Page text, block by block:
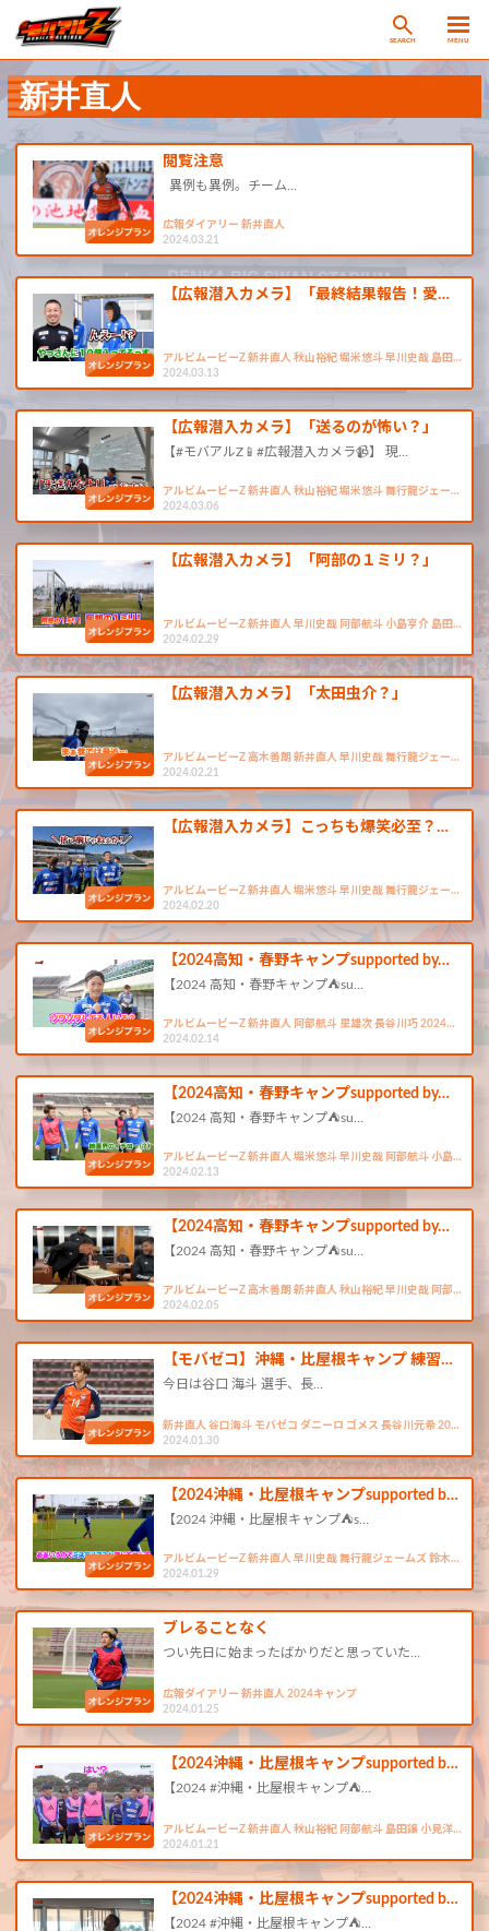
SEARCH MENU
新井直人
閲覧注意
異例も異例。チーム…
広報ダイアリー 新井直人
2024.03.21
【広報潜入カメラ】「最終結果報告！愛…
アルビムービーZ 新井直人 秋山裕紀 堀米悠斗 早川史哉 島田…
2024.03.13
【広報潜入カメラ】「送るのが怖い？」
【#モバアルZ📱#広報潜入カメラ📹】 現…
アルビムービーZ 新井直人 秋山裕紀 堀米悠斗 舞行龍ジェー…
2024.03.06
【広報潜入カメラ】「阿部の１ミリ？」
アルビムービーZ 新井直人 早川史哉 阿部航斗 小島亨介 島田…
2024.02.29
【広報潜入カメラ】「太田虫介？」
アルビムービーZ 高木善朗 新井直人 早川史哉 舞行龍ジェー…
2024.02.21
【広報潜入カメラ】こっちも爆笑必至？…
アルビムービーZ 新井直人 堀米悠斗 早川史哉 舞行龍ジェー…
2024.02.20
【2024高知・春野キャンプsupported by…
【2024 高知・春野キャンプ⛺su…
アルビムービーZ 新井直人 阿部航斗 星雄次 長谷川巧 2024…
2024.02.14
【2024高知・春野キャンプsupported by…
【2024 高知・春野キャンプ⛺su…
アルビムービーZ 新井直人 堀米悠斗 早川史哉 阿部航斗 小島…
2024.02.13
【2024高知・春野キャンプsupported by…
【2024 高知・春野キャンプ⛺su…
アルビムービーZ 高木善朗 新井直人 秋山裕紀 早川史哉 阿部…
2024.02.05
【モバゼコ】沖縄・比屋根キャンプ 練習…
今日は谷口 海斗 選手、長…
新井直人 谷口海斗 モバゼコ ダニーロ ゴメス 長谷川元希 20…
2024.01.30
【2024沖縄・比屋根キャンプsupported b…
【2024 沖縄・比屋根キャンプ⛺s…
アルビムービーZ 新井直人 早川史哉 舞行龍ジェームズ 鈴木…
2024.01.29
ブレることなく
つい先日に始まったばかりだと思っていた…
広報ダイアリー 新井直人 2024キャンプ
2024.01.25
【2024沖縄・比屋根キャンプsupported b…
【2024 #沖縄・比屋根キャンプ⛺…
アルビムービーZ 新井直人 秋山裕紀 阿部航斗 島田譲 小見洋…
2024.01.21
【2024沖縄・比屋根キャンプsupported b…
【2024 #沖縄・比屋根キャンプ⛺…